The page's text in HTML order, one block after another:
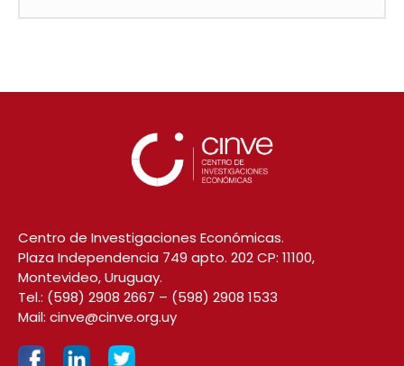
Centro de Investigaciones Económicas.
Plaza Independencia 749 apto. 202 CP: 11100,
Montevideo, Uruguay.
Tel.: (598) 2908 2667 – (598) 2908 1533
Mail: cinve@cinve.org.uy